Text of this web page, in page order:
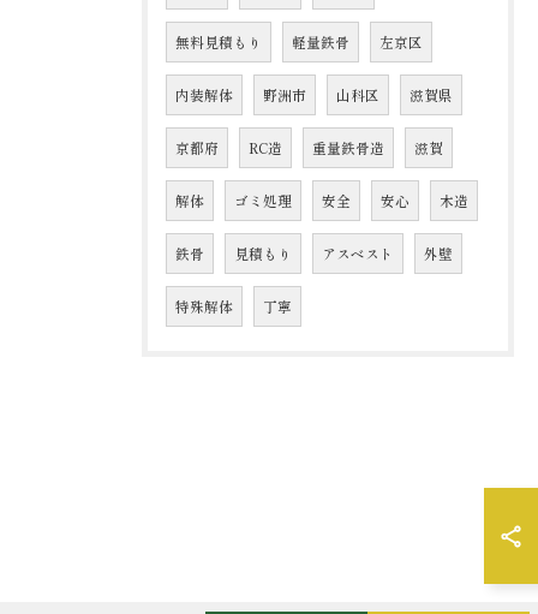
無料見積もり 軽量鉄骨 左京区
内装解体 野洲市 山科区 滋賀県
京都府 RC造 重量鉄骨造 滋賀
解体 ゴミ処理 安全 安心 木造
鉄骨 見積もり アスベスト 外壁
特殊解体 丁寧